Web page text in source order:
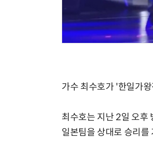
가수 최수호가 '한일가
최수호는 지난 2일 오후
일본팀을 상대로 승리